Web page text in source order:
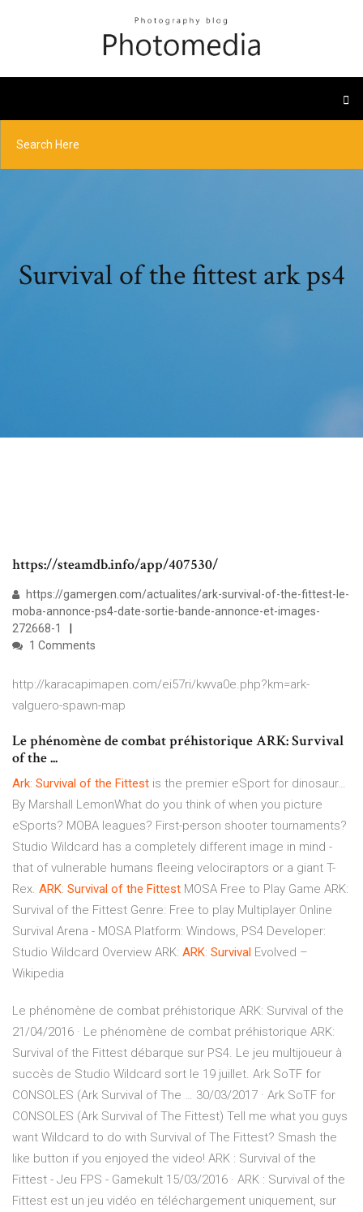
Survival of the fittest ark ps4
https://steamdb.info/app/407530/
https://gamergen.com/actualites/ark-survival-of-the-fittest-le-
moba-annonce-ps4-date-sortie-bande-annonce-et-images-
272668-1
1 Comments
http://karacapimapen.com/ei57ri/kwva0e.php?km=ark-
valguero-spawn-map
Le phénomène de combat préhistorique ARK: Survival
of the ...
Ark: Survival of the Fittest is the premier eSport for dinosaur…
By Marshall LemonWhat do you think of when you picture
eSports? MOBA leagues? First-person shooter tournaments?
Studio Wildcard has a completely different image in mind -
that of vulnerable humans fleeing velociraptors or a giant T-
Rex. ARK: Survival of the Fittest MOSA Free to Play Game ARK:
Survival of the Fittest Genre: Free to play Multiplayer Online
Survival Arena - MOSA Platform: Windows, PS4 Developer:
Studio Wildcard Overview ARK: ARK: Survival Evolved –
Wikipedia
Le phénomène de combat préhistorique ARK: Survival of the
21/04/2016 · Le phénomène de combat préhistorique ARK:
Survival of the Fittest débarque sur PS4. Le jeu multijoueur à
succès de Studio Wildcard sort le 19 juillet. Ark SoTF for
CONSOLES (Ark Survival of The … 30/03/2017 · Ark SoTF for
CONSOLES (Ark Survival of The Fittest) Tell me what you guys
want Wildcard to do with Survival of The Fittest? Smash the
like button if you enjoyed the video! ARK : Survival of the
Fittest - Jeu FPS - Gamekult 15/03/2016 · ARK : Survival of the
Fittest est un jeu vidéo en téléchargement uniquement, sur